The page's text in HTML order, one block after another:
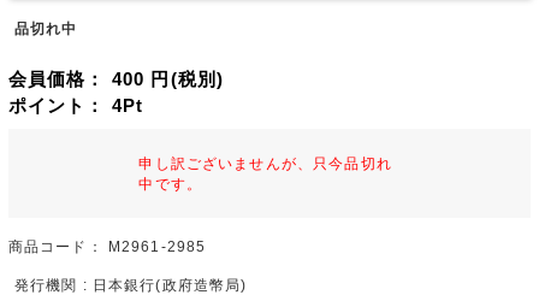
品切れ中
会員価格： 400 円(税別)
ポイント： 4Pt
申し訳ございませんが、只今品切れ
中です。
商品コード： M2961-2985
発行機関 : 日本銀行(政府造幣局)